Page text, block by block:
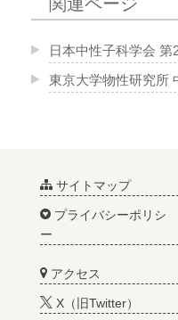
日本中性子科学会 第
東京大学物性研究所
サイトマップ
プライバシーポリシ
ー
アクセス
X（旧Twitter）